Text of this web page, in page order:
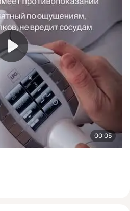
00:05